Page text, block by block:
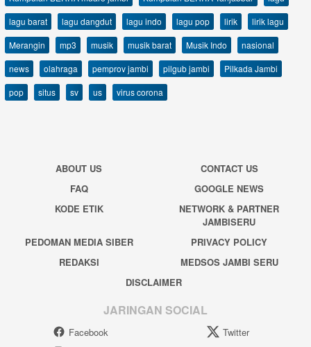
lagu barat
lagu dangdut lagu indo lagu pop lirik
lirik lagu
Merangin
mp3 musik musik barat Musik Indo
nasional
news
olahraga pemprov jambi pilgub jambi
Pilkada Jambi
pop
situs sv us virus corona
ABOUT US
CONTACT US
FAQ
GOOGLE NEWS
KODE ETIK
NETWORK & PARTNER
JAMBISERU
PEDOMAN MEDIA SIBER
PRIVACY POLICY
REDAKSI
MEDSOS JAMBI SERU
DISCLAIMER
JARINGAN SOCIAL
Facebook
Twitter